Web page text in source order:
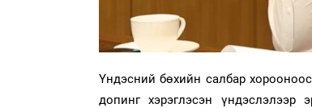
Үндэсний бөхийн салбар
допинг хэрэглэсэн